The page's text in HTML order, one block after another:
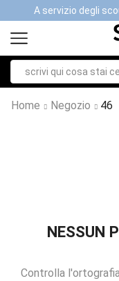
Home Negozio 46
NESSUN
Controlla